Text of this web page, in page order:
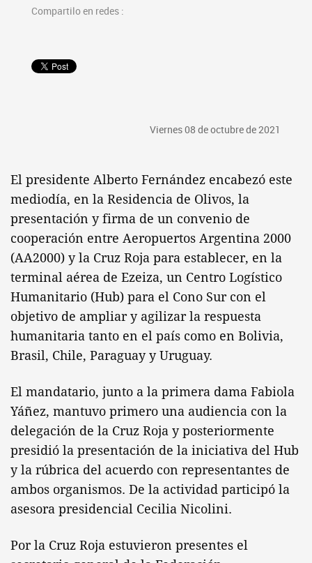
Compartilo en redes :
Viernes 08 de octubre de 2021
El presidente Alberto Fernández encabezó este
mediodía, en la Residencia de Olivos, la
presentación y firma de un convenio de
cooperación entre Aeropuertos Argentina 2000
(AA2000) y la Cruz Roja para establecer, en la
terminal aérea de Ezeiza, un Centro Logístico
Humanitario (Hub) para el Cono Sur con el
objetivo de ampliar y agilizar la respuesta
humanitaria tanto en el país como en Bolivia,
Brasil, Chile, Paraguay y Uruguay.
El mandatario, junto a la primera dama Fabiola
Yáñez, mantuvo primero una audiencia con la
delegación de la Cruz Roja y posteriormente
presidió la presentación de la iniciativa del Hub
y la rúbrica del acuerdo con representantes de
ambos organismos. De la actividad participó la
asesora presidencial Cecilia Nicolini.
Por la Cruz Roja estuvieron presentes el